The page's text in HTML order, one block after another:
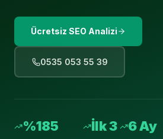
Ücretsiz SEO Analizi
0535 053 55 39
%185 İlk 3 6 Ay